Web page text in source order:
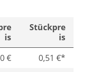
is
Stückpre
is
€
0,51 €*